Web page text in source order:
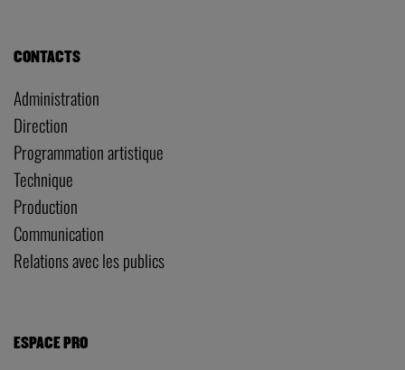
CONTACTS
Administration
Direction
Programmation artistique
Technique
Production
Communication
Relations avec les publics
ESPACE PRO